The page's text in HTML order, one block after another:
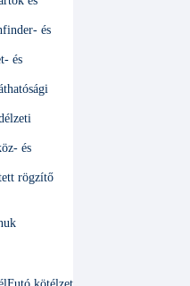
és
és
és
rögzítő